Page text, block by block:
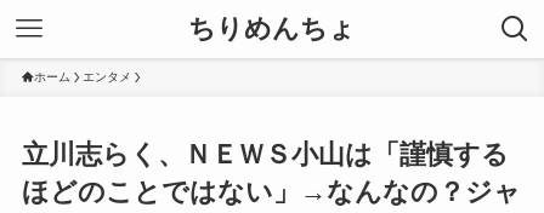
ちりめんちょ
ホーム エンタメ
立川志らく、ＮＥＷＳ小山は「謹慎する
ほどのことではない」→なんなの？ジャ